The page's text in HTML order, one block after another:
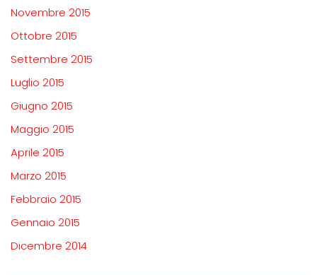
Novembre 2015
Ottobre 2015
Settembre 2015
Luglio 2015
Giugno 2015
Maggio 2015
Aprile 2015
Marzo 2015
Febbraio 2015
Gennaio 2015
Dicembre 2014